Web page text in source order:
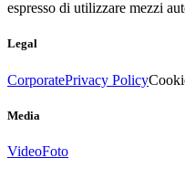
espresso di utilizzare mezzi
Legal
CorporatePrivacy Policy
Media
VideoFoto